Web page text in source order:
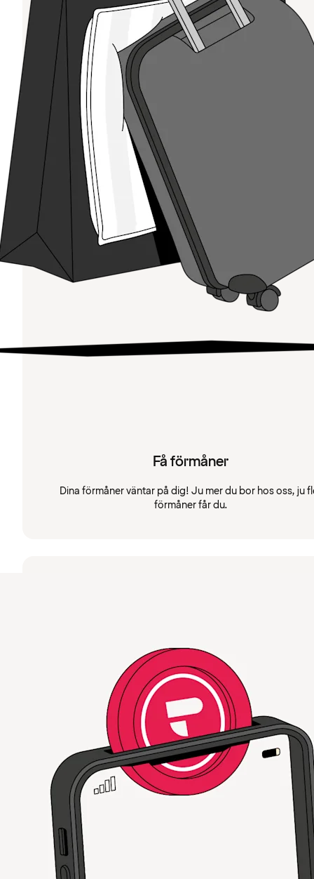
Få förmåner
Dina förmåner väntar på dig! Ju mer du bor hos oss, ju
förmåner får du.